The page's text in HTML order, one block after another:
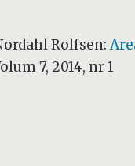
Rolfsen:
7, 2014, nr 1